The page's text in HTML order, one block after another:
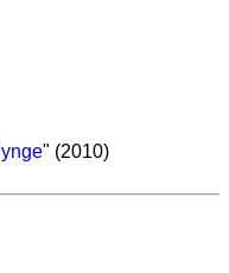
" (2010)